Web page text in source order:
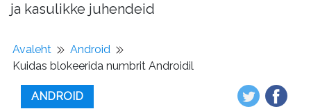
ja kasulikke juhendeid
Avaleht
Android
Kuidas blokeerida numbrit Androidil
ANDROID